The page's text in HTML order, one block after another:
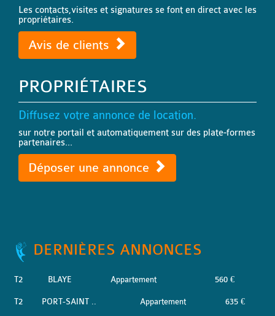
Les contacts,visites et signatures se font en direct avec les
propriétaires.
Avis de clients
PROPRIÉTAIRES
Diffusez votre annonce de location.
sur notre portail et automatiquement sur des plate-formes
partenaires...
Déposer une annonce
DERNIÈRES ANNONCES
T2 BLAYE Appartement 560 €
T2 PORT-SAINT .. Appartement 635 €